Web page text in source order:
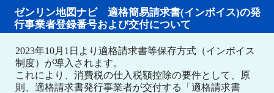
ゼンリン地図ナビ 適格簡易請求書(インボイス)の発
行事業者登録番号および交付について
2023年10月1日より適格請求書等保存方式（インボイス
制度）が導入されます。
これにより、消費税の仕入税額控除の要件として、原
則、適格請求書発行事業者が交付する「適格請求書